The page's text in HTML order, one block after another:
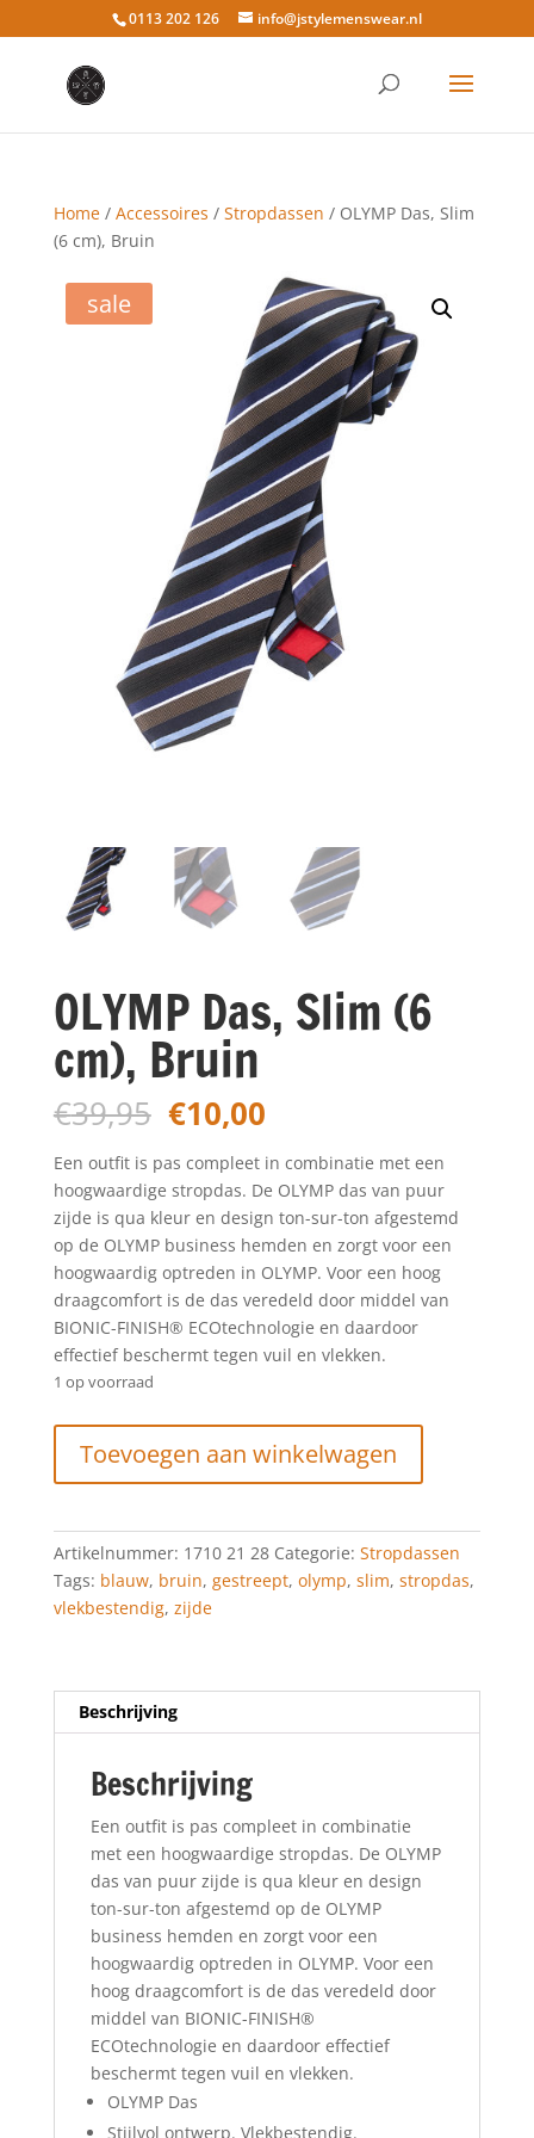
0113 202 126 info@jstylemenswear.nl
Home/ Accessoires / Stropdassen / OLYMP Das, Slim
(6 cm), Bruin
sale
OLYMP Das, Slim (6
cm), Bruin
€39,95 Oorspronkelijke
prijs
was:
€39,95.
€10,00Huidige
is:
€10,00.
Een outfit is pas compleet in combinatie met een
hoogwaardige stropdas. De OLYMP das van puur
zijde is qua kleur en design ton-sur-ton afgestemd
op de OLYMP business hemden en zorgt voor een
hoogwaardig optreden in OLYMP. Voor een hoog
draagcomfort is de das veredeld door middel van
BIONIC-FINISH® ECOtechnologie en daardoor
effectief beschermt tegen vuil en vlekken.
1 op voorraad
Das,
cm),
Bruin
aantal
Toevoegen aan winkelwagen
Artikelnummer: 1710 21 28 Categorie: Stropdassen
Tags: blauw, bruin, gestreept, olymp, slim, stropdas,
vlekbestendig, zijde
Beschrijving
Beschrijving
Een outfit is pas compleet in combinatie
met een hoogwaardige stropdas. De OLYMP
das van puur zijde is qua kleur en design
ton-sur-ton afgestemd op de OLYMP
business hemden en zorgt voor een
hoogwaardig optreden in OLYMP. Voor een
hoog draagcomfort is de das veredeld door
middel van BIONIC-FINISH®
ECOtechnologie en daardoor effectief
beschermt tegen vuil en vlekken.
OLYMP Das
Stijlvol ontwerp. Vlekbestendig.